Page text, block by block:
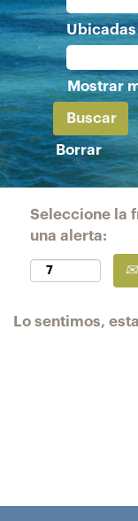
Ubicadas
Mostrar
Borrar
Seleccione la
una alerta:
Lo sentimos,